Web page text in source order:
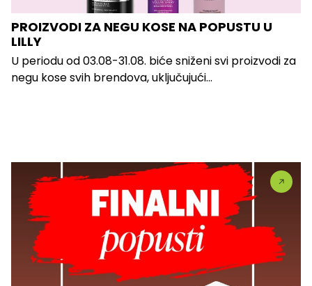
PROIZVODI ZA NEGU KOSE NA POPUSTU U
LILLY
U periodu od 03.08-31.08. biće sniženi svi proizvodi za
negu kose svih brendova, uključujući...